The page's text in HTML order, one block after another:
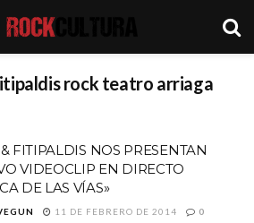
rock teatro arriaga
FITIPALDIS NOS PRESENTAN
VIDEOCLIP EN DIRECTO
DE LAS VÍAS»
11 DE FEBRERO DE 2014 0